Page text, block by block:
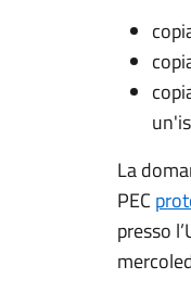
La
PEC
presso